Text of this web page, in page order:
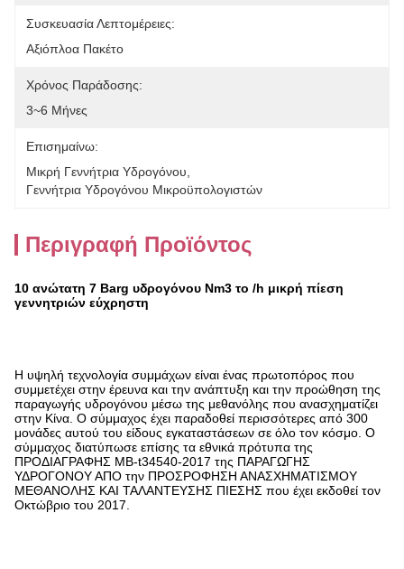
Συσκευασία Λεπτομέρειες:
Αξιόπλοα Πακέτο
Χρόνος Παράδοσης:
3~6 Μήνες
Επισημαίνω:
Μικρή Γεννήτρια Υδρογόνου
Γεννήτρια Υδρογόνου Μικροϋπολογιστών
Περιγραφή Προϊόντος
10 ανώτατη 7 Barg υδρογόνου Nm3 το /h μικρή πίεση
γεννητριών εύχρηστη
Η υψηλή τεχνολογία συμμάχων είναι ένας πρωτοπόρος που
συμμετέχει στην έρευνα και την ανάπτυξη και την προώθηση της
παραγωγής υδρογόνου μέσω της μεθανόλης που ανασχηματίζει
στην Κίνα. Ο σύμμαχος έχει παραδοθεί περισσότερες από 300
μονάδες αυτού του είδους εγκαταστάσεων σε όλο τον κόσμο. Ο
σύμμαχος διατύπωσε επίσης τα εθνικά πρότυπα της
ΠΡΟΔΙΑΓΡΑΦΗΣ ΜΒ-t34540-2017 της ΠΑΡΑΓΩΓΗΣ
ΥΔΡΟΓΟΝΟΥ ΑΠΟ την ΠΡΟΣΡΟΦΗΣΗ ΑΝΑΣΧΗΜΑΤΙΣΜΟΥ
ΜΕΘΑΝΟΛΗΣ ΚΑΙ ΤΑΛΑΝΤΕΥΣΗΣ ΠΙΕΣΗΣ που έχει εκδοθεί τον
Οκτώβριο του 2017.